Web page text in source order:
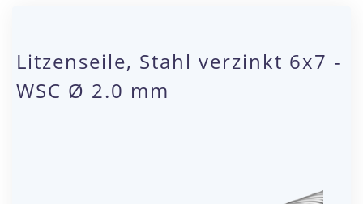
Litzenseile, Stahl verzinkt 6x7 -
WSC Ø 2.0 mm